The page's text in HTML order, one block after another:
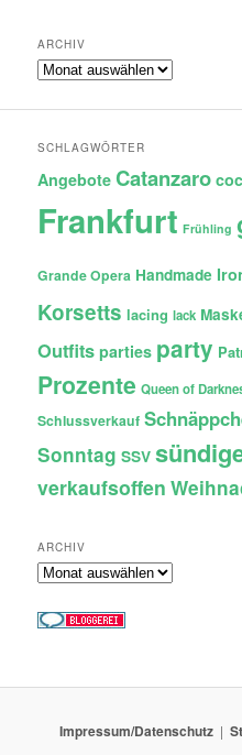
ARCHIV
Archiv
SCHLAGWÖRTER
Angebote Catanzaro
Frankfurt Frühling
Grande Opera Handmade
Korsetts lacing lack
Outfits parties party
Prozente Queen of
Schlussverkauf
Sonntag SSV
verkaufsoffen
ARCHIV
Archiv
Impressum/Datenschutz